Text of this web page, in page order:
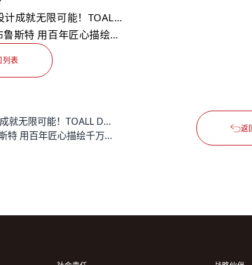
用设计成就无限可能！TOALL DESIGN的未来探索之旅
@布鲁斯特 用百年匠心描绘千万家故事
列表
用设计成就无限可能！TOALL DESIGN的未来探索之旅
@布鲁斯特 用百年匠心描绘千万家故事
返